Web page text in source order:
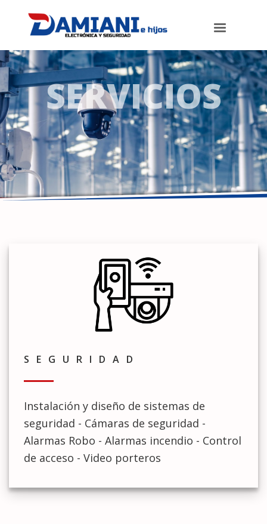
SERVICIOS
SEGURIDAD
Instalación y diseño de sistemas de
seguridad - Cámaras de seguridad -
Alarmas Robo - Alarmas incendio - Control
de acceso - Video porteros